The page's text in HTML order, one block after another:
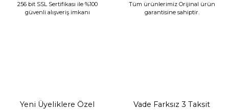
256 bit SSL Sertifikası ile %100
güvenli alışveriş imkanı
Tüm ürünlerimiz Orijinal ürün
garantisine sahiptir.
Yeni Üyeliklere Özel Vade Farksız 3 Taksit